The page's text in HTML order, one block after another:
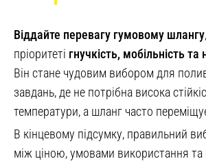
Віддайте перевагу гумовому шлангу
пріоритеті гнучкість, мобільність та
Він стане чудовим вибором для
завдань, де не потрібна висока
температури, а шланг часто
В кінцевому підсумку, правильний
між ціною, умовами використання та